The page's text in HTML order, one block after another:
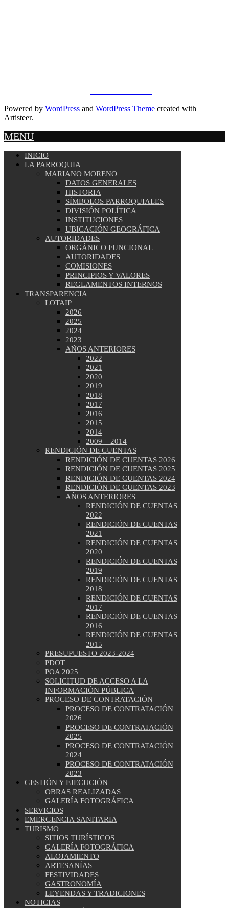
Powered by WordPress and WordPress Theme created with
Artisteer.
MENU
INICIO
LA PARROQUIA
MARIANO MORENO
DATOS GENERALES
HISTORIA
SÍMBOLOS PARROQUIALES
DIVISIÓN POLÍTICA
INSTITUCIONES
UBICACIÓN GEOGRÁFICA
AUTORIDADES
ORGÁNICO FUNCIONAL
AUTORIDADES
COMISIONES
PRINCIPIOS Y VALORES
REGLAMENTOS INTERNOS
TRANSPARENCIA
LOTAIP
2026
2025
2024
2023
AÑOS ANTERIORES
2022
2021
2020
2019
2018
2017
2016
2015
2014
2009 – 2014
RENDICIÓN DE CUENTAS
RENDICIÓN DE CUENTAS 2026
RENDICIÓN DE CUENTAS 2025
RENDICIÓN DE CUENTAS 2024
RENDICIÓN DE CUENTAS 2023
AÑOS ANTERIORES
RENDICIÓN DE CUENTAS
2022
RENDICIÓN DE CUENTAS
2021
RENDICIÓN DE CUENTAS
2020
RENDICIÓN DE CUENTAS
2019
RENDICIÓN DE CUENTAS
2018
RENDICIÓN DE CUENTAS
2017
RENDICIÓN DE CUENTAS
2016
RENDICIÓN DE CUENTAS
2015
PRESUPUESTO 2023-2024
PDOT
POA 2025
SOLICITUD DE ACCESO A LA
INFORMACIÓN PÚBLICA
PROCESO DE CONTRATACIÓN
PROCESO DE CONTRATACIÓN
2026
PROCESO DE CONTRATACIÓN
2025
PROCESO DE CONTRATACIÓN
2024
PROCESO DE CONTRATACIÓN
2023
GESTIÓN Y EJECUCIÓN
OBRAS REALIZADAS
GALERÍA FOTOGRÁFICA
SERVICIOS
EMERGENCIA SANITARIA
TURISMO
SITIOS TURÍSTICOS
GALERÍA FOTOGRÁFICA
ALOJAMIENTO
ARTESANÍAS
FESTIVIDADES
GASTRONOMÍA
LEYENDAS Y TRADICIONES
NOTICIAS